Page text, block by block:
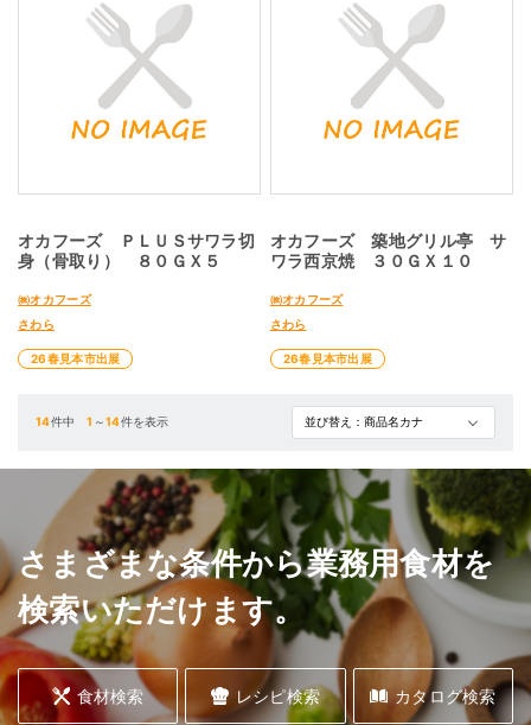
オカフーズ ＰＬＵＳサワラ切
身（骨取り） ８０ＧＸ５
㈱オカフーズ
さわら
26春見本市出展
オカフーズ 築地グリル亭 サ
ワラ西京焼 ３０ＧＸ１０
㈱オカフーズ
さわら
26春見本市出展
14件中1 ～14件を表示
さまざまな条件から業務用食材を
検索いただけます。
食材検索 レシピ検索 カタログ検索